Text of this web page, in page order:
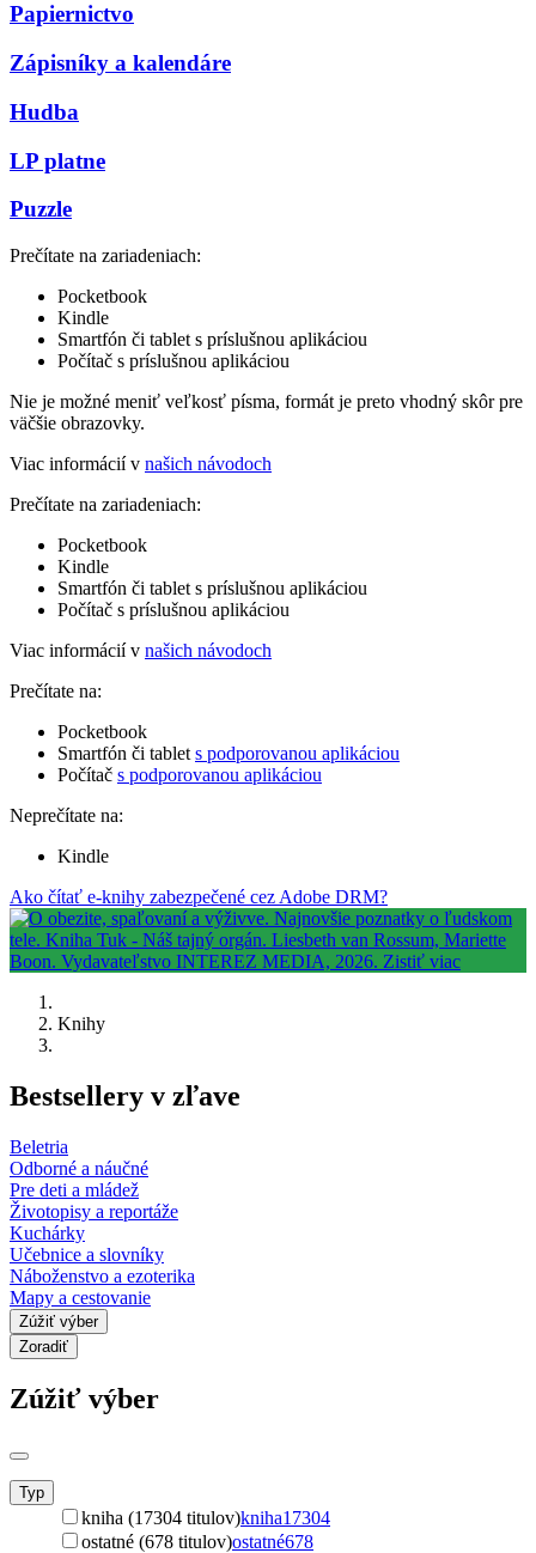
Papiernictvo
Zápisníky a kalendáre
Hudba
LP platne
Puzzle
Prečítate na zariadeniach:
Pocketbook
Kindle
Smartfón či tablet s príslušnou aplikáciou
Počítač s príslušnou aplikáciou
Nie je možné meniť veľkosť písma, formát je preto vhodný skôr pre
väčšie obrazovky.
Viac informácií v našich návodoch
Prečítate na zariadeniach:
Pocketbook
Kindle
Smartfón či tablet s príslušnou aplikáciou
Počítač s príslušnou aplikáciou
Viac informácií v našich návodoch
Prečítate na:
Pocketbook
Smartfón či tablet s podporovanou aplikáciou
Počítač s podporovanou aplikáciou
Neprečítate na:
Kindle
Ako čítať e-knihy zabezpečené cez Adobe DRM?
Knihy
Bestsellery v zľave
Beletria
Odborné a náučné
Pre deti a mládež
Životopisy a reportáže
Kuchárky
Učebnice a slovníky
Náboženstvo a ezoterika
Mapy a cestovanie
Zúžiť výber
Zoradiť
Zúžiť výber
Typ
kniha (17304 titulov)kniha17304
ostatné (678 titulov)ostatné678